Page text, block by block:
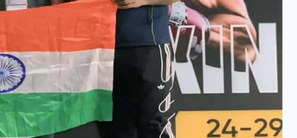
वोटर लिस्ट पुनरीक्षण कार्यक्रम में
हुआ बदलाव, देखें नई तारीखों की
पूरी लिस्ट
30 दिसम्बर 2025